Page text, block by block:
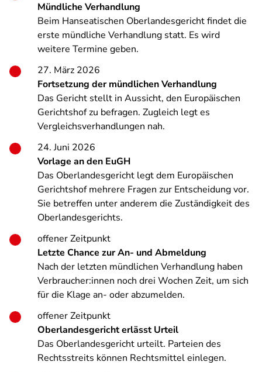
Mündliche Verhandlung
Beim Hanseatischen Oberlandesgericht findet die
erste mündliche Verhandlung statt. Es wird
weitere Termine geben.
27. März 2026
Fortsetzung der mündlichen Verhandlung
Das Gericht stellt in Aussicht, den Europäischen
Gerichtshof zu befragen. Zugleich legt es
Vergleichsverhandlungen nah.
24. Juni 2026
Vorlage an den EuGH
Das Oberlandesgericht legt dem Europäischen
Gerichtshof mehrere Fragen zur Entscheidung vor.
Sie betreffen unter anderem die Zuständigkeit des
Oberlandesgerichts.
offener Zeitpunkt
Letzte Chance zur An- und Abmeldung
Nach der letzten mündlichen Verhandlung haben
Verbraucher:innen noch drei Wochen Zeit, um sich
für die Klage an- oder abzumelden.
offener Zeitpunkt
Oberlandesgericht erlässt Urteil
Das Oberlandesgericht urteilt. Parteien des
Rechtsstreits können Rechtsmittel einlegen.